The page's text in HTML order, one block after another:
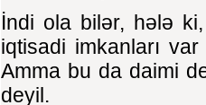
İndi ola bilər, hələ
iqtisadi imkanları
Amma bu da daimi
deyil.